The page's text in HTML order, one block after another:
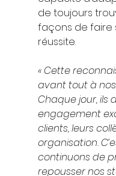
de toujours
façons de
réussite.
« Cette
avant tout à
Chaque jour, ils
engagement
clients, leurs
organisation.
continuons de
repousser nos